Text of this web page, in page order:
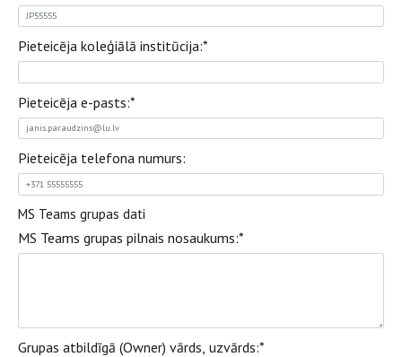
Pieteicēja koleģiālā institūcija:*
Pieteicēja e-pasts:*
Pieteicēja telefona numurs:
MS Teams grupas dati
MS Teams grupas pilnais nosaukums:*
Grupas atbildīgā (Owner) vārds, uzvārds:*